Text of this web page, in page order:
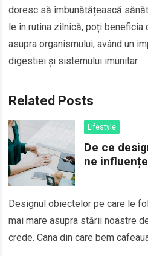
doresc să îmbunătățească
le în rutina zilnică, poți
asupra organismului, având un
digestiei și sistemului imunitar.
Related Posts
Lifestyle
De ce
ne
Designul obiectelor pe care le
mai mare asupra stării noastre
crede. Cana din care bem